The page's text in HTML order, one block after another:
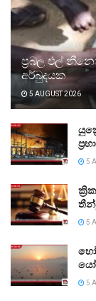
ප්‍රබල එල්
අර්බුදයක
5 AUGUST 2026
5
5
5